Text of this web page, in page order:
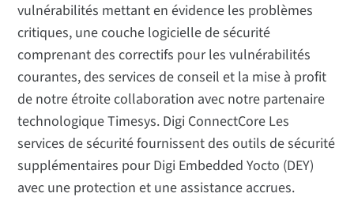
vulnérabilités mettant en évidence les problèmes
critiques, une couche logicielle de sécurité
comprenant des correctifs pour les vulnérabilités
courantes, des services de conseil et la mise à profit
de notre étroite collaboration avec notre partenaire
technologique Timesys. Digi ConnectCore Les
services de sécurité fournissent des outils de sécurité
supplémentaires pour Digi Embedded Yocto (DEY)
avec une protection et une assistance accrues.